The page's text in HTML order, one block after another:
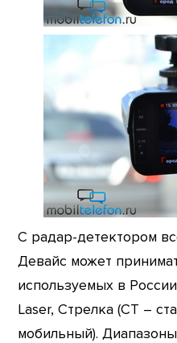
С радар-детектором
Девайс может
используемых в
Laser, Стрелка (СТ –
мобильный).